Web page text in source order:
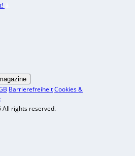
BarrierefreiheitCookies &
All rights reserved.